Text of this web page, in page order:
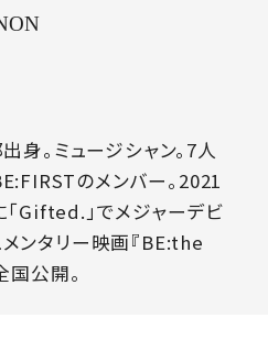
身。ミュージシャン。7人
のメンバー。2021
Gifted.」でメジャーデビ
ンタリー映画『BE:the
国公開。